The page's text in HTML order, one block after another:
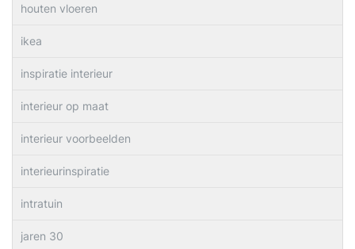
houten vloeren
ikea
inspiratie interieur
interieur op maat
interieur voorbeelden
interieurinspiratie
intratuin
jaren 30